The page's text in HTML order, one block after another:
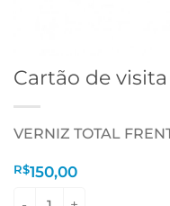
Cartão de
VERNIZ TOTAL
R$150,00
Cartão de visita - 4X4 /